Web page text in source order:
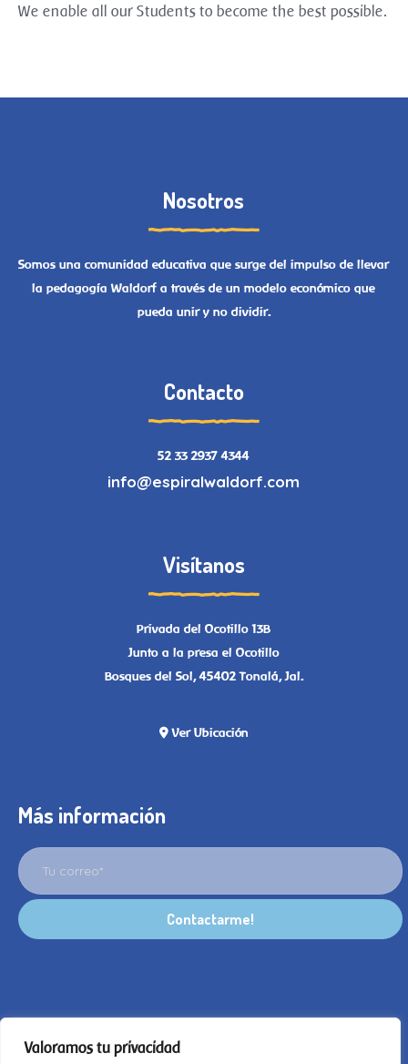
Valoramos tu privacidad
We enable all our Students to become the best possible.
Nosotros
Somos una comunidad educativa que surge del impulso de llevar
la pedagogía Waldorf a través de un modelo económico que
pueda unir y no dividir.
Contacto
52 33 2937 4344
info@espiralwaldorf.com
Visítanos
Privada del Ocotillo 13B
Junto a la presa el Ocotillo
Bosques del Sol, 45402 Tonalá, Jal.
Ver Ubicación
Más información